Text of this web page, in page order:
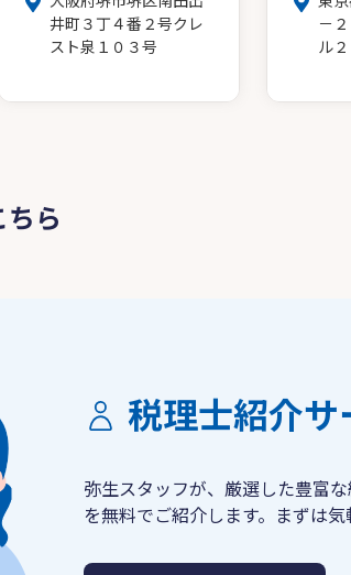
井町３丁４番２号クレ
スト泉１０３号
－
ル
ら
税理士紹介サ
弥生スタッフが、厳選した豊富
を無料でご紹介します。まずは